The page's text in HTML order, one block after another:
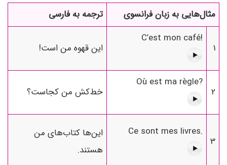
مثال‌هایی به زبان فرانسوی ترجمه به فارسی
1
C’est mon café!
این قهوه من است!
2
Où est ma règle?
خط‌کش من کجاست؟
3
Ce sont mes livres.
این‌ها کتاب‌های من
هستند.